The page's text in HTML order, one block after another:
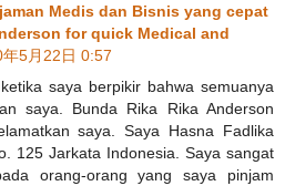
Medis dan Bisnis yang cepat
for quick Medical and
年5月22日 0:57
saya berpikir bahwa semuanya
saya. Bunda Rika Rika Anderson
saya. Saya Hasna Fadlika
125 Jarkata Indonesia. Saya sangat
orang-orang yang saya pinjam